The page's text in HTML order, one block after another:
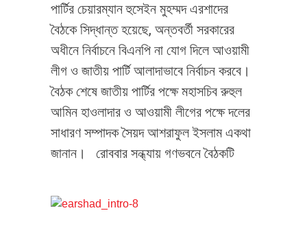
পার্টির চেয়ারম্যান হুসেইন মুহম্মদ এরশাদের
বৈঠকে সিদ্ধান্ত হয়েছে, অন্তবর্তী সরকারের
অধীনে নির্বাচনে বিএনপি না যোগ দিলে আওয়ামী
লীগ ও জাতীয় পার্টি আলাদাভাবে নির্বাচন করবে।
বৈঠক শেষে জাতীয় পার্টির পক্ষে মহাসচিব রুহুল
আমিন হাওলাদার ও আওয়ামী লীগের পক্ষে দলের
সাধারণ সম্পাদক সৈয়দ আশরাফুল ইসলাম একথা
জানান। রোববার সন্ধ্যায় গণভবনে বৈঠকটি